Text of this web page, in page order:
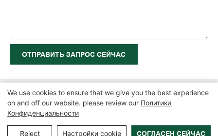
ОТПРАВИТЬ ЗАПРОС СЕЙЧАС
Copyright © 2026 Zhangzhou Air Power Packaging Equipment Co.,
Карта сайта |Политика конфиденциальности
We use cookies to ensure that we give you the best experience
on and off our website. please review our Политика
Конфиденциальности
Reject Настройки cookie СОГЛАСЕН СЕЙЧАС